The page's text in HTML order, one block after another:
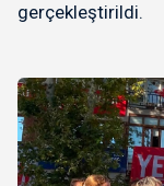
gerçekleştirildi.